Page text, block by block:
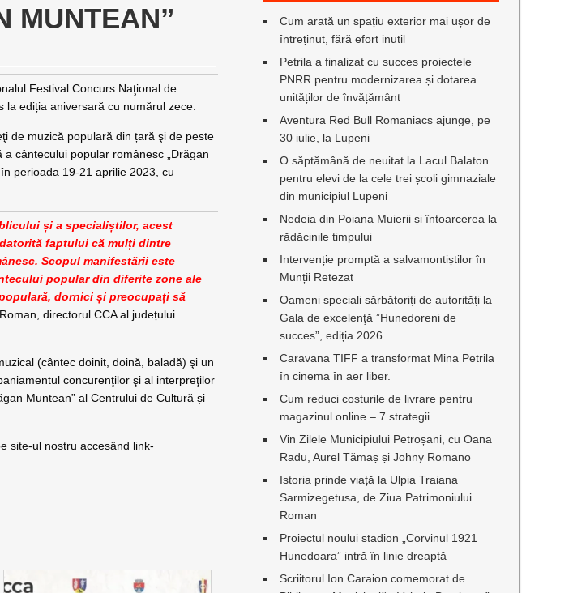
MUNTEAN”
Festival Concurs Naţional de
ediția aniversară cu numărul zece.
de muzică populară din țară şi de peste
cântecului popular românesc „Drăgan
perioada 19-21 aprilie 2023, cu
și a specialiștilor, acest
faptului că mulți dintre
Scopul manifestării este
popular din diferite zone ale
dornici și preocupați să
directorul CCA al județului
(cântec doinit, doină, baladă) şi un
concurenţilor şi al interpreţilor
Muntean” al Centrului de Cultură și
site-ul nostru accesând link-
Cum arată un spațiu exterior mai ușor de
întreținut, fără efort inutil
Petrila a finalizat cu succes proiectele
PNRR pentru modernizarea și dotarea
unităților de învățământ
Aventura Red Bull Romaniacs ajunge, pe
30 iulie, la Lupeni
O săptămână de neuitat la Lacul Balaton
pentru elevi de la cele trei școli gimnaziale
din municipiul Lupeni
Nedeia din Poiana Muierii și întoarcerea la
rădăcinile timpului
Intervenție promptă a salvamontiștilor în
Munții Retezat
Oameni speciali sărbătoriți de autorități la
Gala de excelenţă ”Hunedoreni de
succes”, ediția 2026
Caravana TIFF a transformat Mina Petrila
în cinema în aer liber.
Cum reduci costurile de livrare pentru
magazinul online – 7 strategii
Vin Zilele Municipiului Petroșani, cu Oana
Radu, Aurel Tămaș și Johny Romano
Istoria prinde viață la Ulpia Traiana
Sarmizegetusa, de Ziua Patrimoniului
Roman
Proiectul noului stadion „Corvinul 1921
Hunedoara” intră în linie dreaptă
Scriitorul Ion Caraion comemorat de